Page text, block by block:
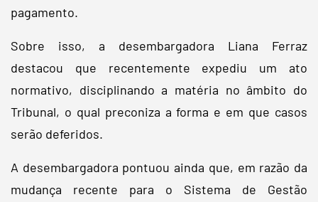
pagamento.
Sobre isso, a desembargadora Liana Ferraz
destacou que recentemente expediu um ato
normativo, disciplinando a matéria no âmbito do
Tribunal, o qual preconiza a forma e em que casos
serão deferidos.
A desembargadora pontuou ainda que, em razão da
mudança recente para o Sistema de Gestão